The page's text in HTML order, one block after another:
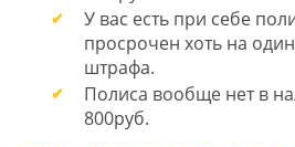
У вас есть при себе
просрочен хоть на
штрафа.
Полиса вообще нет в
800руб.